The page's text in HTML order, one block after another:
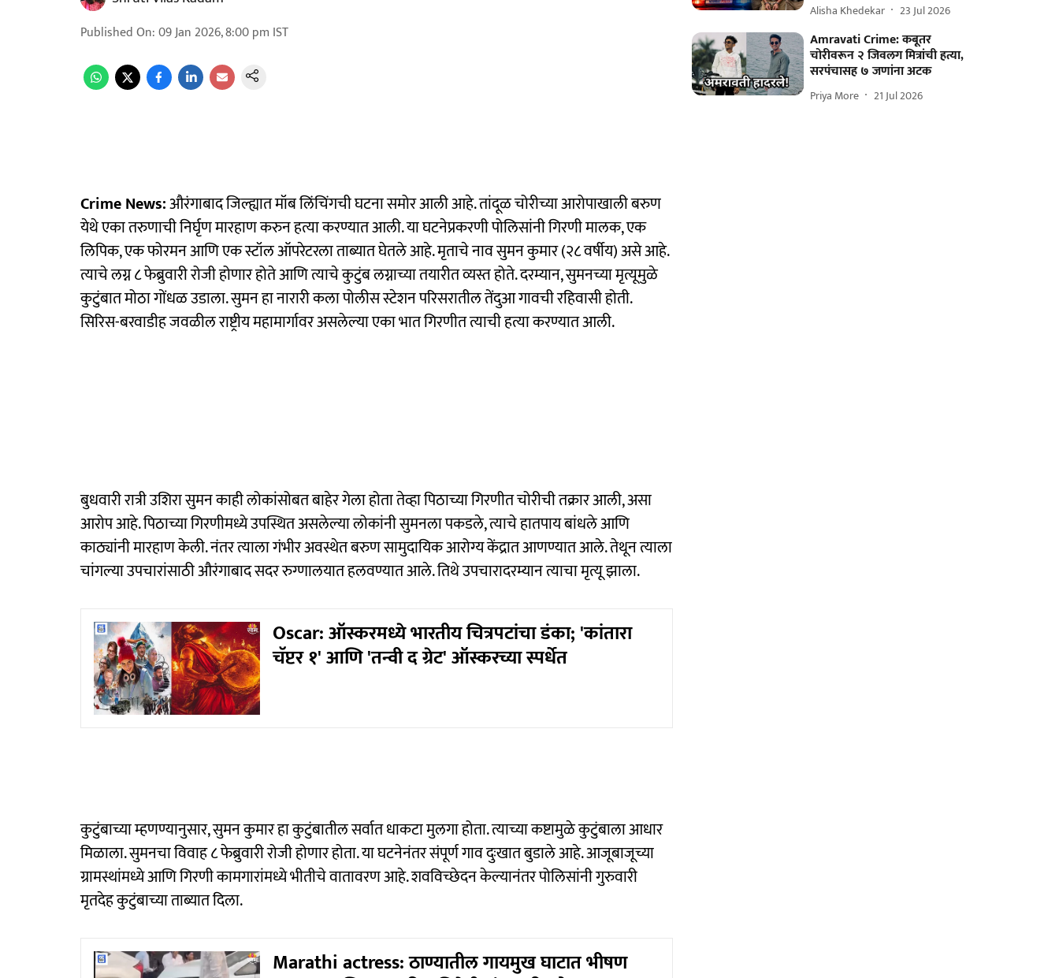
Published On:09 Jan 2026, 8:00 pm IST
Crime News:औरंगाबाद जिल्ह्यात मॉब लिंचिंगची घटना समोर आली आहे. तांदूळ चोरीच्या आरोपाखाली बरुण
येथे एका तरुणाची निर्घृण मारहाण करुन हत्या करण्यात आली. या घटनेप्रकरणी पोलिसांनी गिरणी मालक, एक
लिपिक, एक फोरमन आणि एक स्टॉल ऑपरेटरला ताब्यात घेतले आहे. मृताचे नाव सुमन कुमार (२८ वर्षीय) असे आहे.
त्याचे लग्न ८ फेब्रुवारी रोजी होणार होते आणि त्याचे कुटुंब लग्नाच्या तयारीत व्यस्त होते. दरम्यान, सुमनच्या मृत्यूमुळे
कुटुंबात मोठा गोंधळ उडाला. सुमन हा नारारी कला पोलीस स्टेशन परिसरातील तेंदुआ गावची रहिवासी होती.
सिरिस-बरवाडीह जवळील राष्ट्रीय महामार्गावर असलेल्या एका भात गिरणीत त्याची हत्या करण्यात आली.
बुधवारी रात्री उशिरा सुमन काही लोकांसोबत बाहेर गेला होता तेव्हा पिठाच्या गिरणीत चोरीची तक्रार आली, असा
आरोप आहे. पिठाच्या गिरणीमध्ये उपस्थित असलेल्या लोकांनी सुमनला पकडले, त्याचे हातपाय बांधले आणि
काठ्यांनी मारहाण केली. नंतर त्याला गंभीर अवस्थेत बरुण सामुदायिक आरोग्य केंद्रात आणण्यात आले. तेथून त्याला
चांगल्या उपचारांसाठी औरंगाबाद सदर रुग्णालयात हलवण्यात आले. तिथे उपचारादरम्यान त्याचा मृत्यू झाला.
Oscar: ऑस्करमध्ये भारतीय चित्रपटांचा डंका; 'कांतारा
चॅप्टर १' आणि 'तन्वी द ग्रेट' ऑस्करच्या स्पर्धेत
कुटुंबाच्या म्हणण्यानुसार, सुमन कुमार हा कुटुंबातील सर्वात धाकटा मुलगा होता. त्याच्या कष्टामुळे कुटुंबाला आधार
मिळाला. सुमनचा विवाह ८ फेब्रुवारी रोजी होणार होता. या घटनेनंतर संपूर्ण गाव दुःखात बुडाले आहे. आजूबाजूच्या
ग्रामस्थांमध्ये आणि गिरणी कामगारांमध्ये भीतीचे वातावरण आहे. शवविच्छेदन केल्यानंतर पोलिसांनी गुरुवारी
मृतदेह कुटुंबाच्या ताब्यात दिला.
Marathi actress: ठाण्यातील गायमुख घाटात भीषण
Alisha Khedekar 23 Jul 2026
Amravati Crime: कबूतर
चोरीवरून २ जिवलग मित्रांची हत्या,
सरपंचासह ७ जणांना अटक
Priya More 21 Jul 2026